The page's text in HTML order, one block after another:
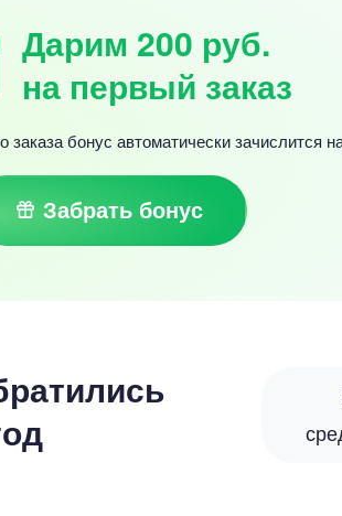
Дарим 200 руб.
на первый заказ
заказа бонус автоматически зачислится
Забрать бонус